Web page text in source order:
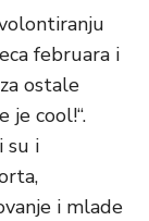
februara i
ostale
je cool!“.
su i
i mlade